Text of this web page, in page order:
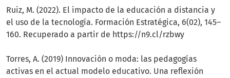
Ruiz, M. (2022). El impacto de la educación a distancia y
el uso de la tecnología. Formación Estratégica, 6(02), 145–
160. Recuperado a partir de https://n9.cl/rzbwy
Torres, A. (2019) Innovación o moda: las pedagogías
activas en el actual modelo educativo. Una reflexión